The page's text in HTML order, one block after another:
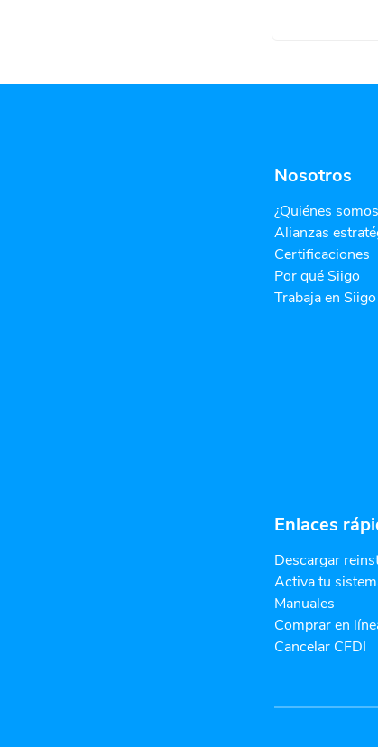
Nosotros
¿Quiénes
Alianzas
Certificaciones
Por qué Siigo
Trabaja en Siigo
Enlaces
Descargar
Activa tu
Manuales
Comprar en
Cancelar CFDI